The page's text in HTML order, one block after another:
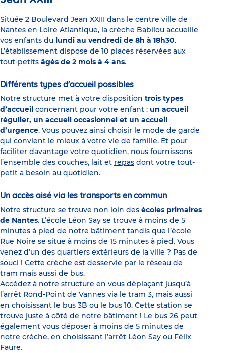
Située 2 Boulevard Jean XXIII dans le centre ville de
Nantes en Loire Atlantique, la crèche Babilou accueille
vos enfants du lundi au vendredi de 8h à 18h30.
L’établissement dispose de 10 places réservées aux
tout-petits âgés de 2 mois à 4 ans.
Différents types d'accueil possibles
Notre structure met à votre disposition trois types
d’accueil concernant pour votre enfant : un accueil
régulier, un accueil occasionnel et un accueil
d’urgence. Vous pouvez ainsi choisir le mode de garde
qui convient le mieux à votre vie de famille. Et pour
faciliter davantage votre quotidien, nous fournissons
l’ensemble des couches, lait et repas dont votre tout-
petit a besoin au quotidien.
Un accès aisé via les transports en commun
Notre structure se trouve non loin des écoles primaires
de Nantes. L’école Léon Say se trouve à moins de 5
minutes à pied de notre bâtiment tandis que l’école
Rue Noire se situe à moins de 15 minutes à pied. Vous
venez d’un des quartiers extérieurs de la ville ? Pas de
souci ! Cette crèche est desservie par le réseau de
tram mais aussi de bus.
Accédez à notre structure en vous déplaçant jusqu’à
l’arrêt Rond-Point de Vannes via le tram 3, mais aussi
en choisissant le bus 3B ou le bus 10. Cette station se
trouve juste à côté de notre bâtiment ! Le bus 26 peut
également vous déposer à moins de 5 minutes de
notre crèche, en choisissant l’arrêt Léon Say ou Félix
Faure.